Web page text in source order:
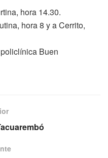
hora 14.30.
hora 8 y a Cerrito,
Buen